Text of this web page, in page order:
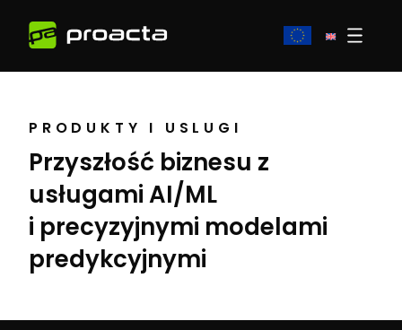
PRODUKTY I USLUGI
Przyszłość biznesu z
usługami AI/ML
i precyzyjnymi modelami
predykcyjnymi